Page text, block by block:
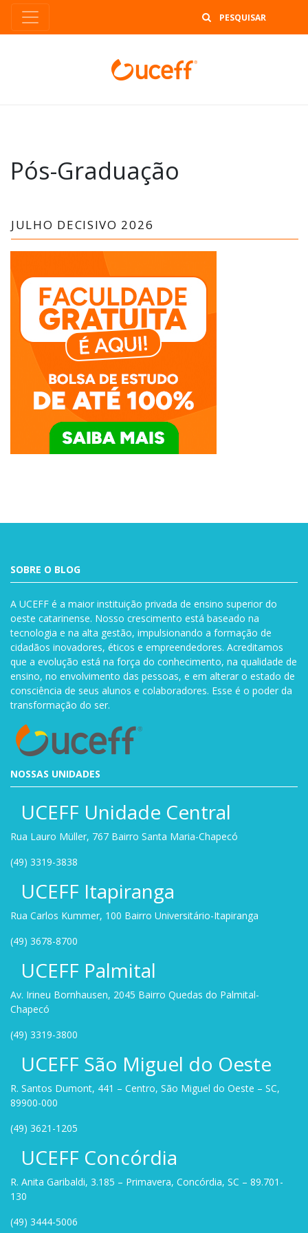
Pós-Graduação
JULHO DECISIVO 2026
SOBRE O BLOG
A UCEFF é a maior instituição privada de ensino superior do
oeste catarinense. Nosso crescimento está baseado na
tecnologia e na alta gestão, impulsionando a formação de
cidadãos inovadores, éticos e empreendedores. Acreditamos
que a evolução está na força do conhecimento, na qualidade de
ensino, no envolvimento das pessoas, e em alterar o estado de
consciência de seus alunos e colaboradores. Esse é o poder da
transformação do ser.
NOSSAS UNIDADES
UCEFF Unidade Central
Rua Lauro Müller, 767 Bairro Santa Maria-Chapecó
(49) 3319-3838
UCEFF Itapiranga
Rua Carlos Kummer, 100 Bairro Universitário-Itapiranga
(49) 3678-8700
UCEFF Palmital
Av. Irineu Bornhausen, 2045 Bairro Quedas do Palmital-
Chapecó
(49) 3319-3800
UCEFF São Miguel do Oeste
R. Santos Dumont, 441 – Centro, São Miguel do Oeste – SC,
89900-000
(49) 3621-1205
UCEFF Concórdia
R. Anita Garibaldi, 3.185 – Primavera, Concórdia, SC – 89.701-
130
(49) 3444-5006